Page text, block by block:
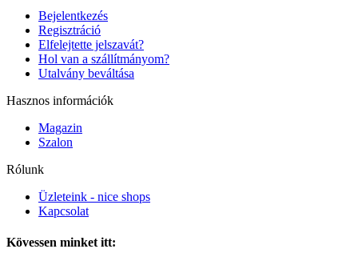
Bejelentkezés
Regisztráció
Elfelejtette jelszavát?
Hol van a szállítmányom?
Utalvány beváltása
Hasznos információk
Magazin
Szalon
Rólunk
Üzleteink - nice shops
Kapcsolat
Kövessen minket itt: